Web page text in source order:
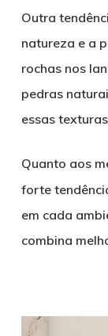
Outra
natureza e a
rochas nos
pedras
essas
Quanto aos
forte
em cada
combina